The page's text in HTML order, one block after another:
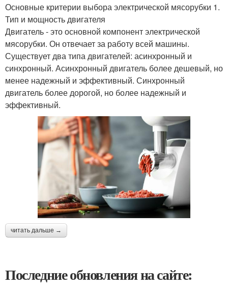
Основные критерии выбора электрической мясорубки 1.
Тип и мощность двигателя
Двигатель - это основной компонент электрической
мясорубки. Он отвечает за работу всей машины.
Существует два типа двигателей: асинхронный и
синхронный. Асинхронный двигатель более дешевый, но
менее надежный и эффективный. Синхронный
двигатель более дорогой, но более надежный и
эффективный.
читать дальше →
Последние обновления на сайте: